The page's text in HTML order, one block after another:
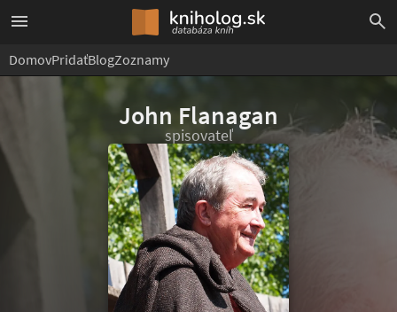
DomovPridaťBlogZoznamy
John Flanagan
spisovateľ